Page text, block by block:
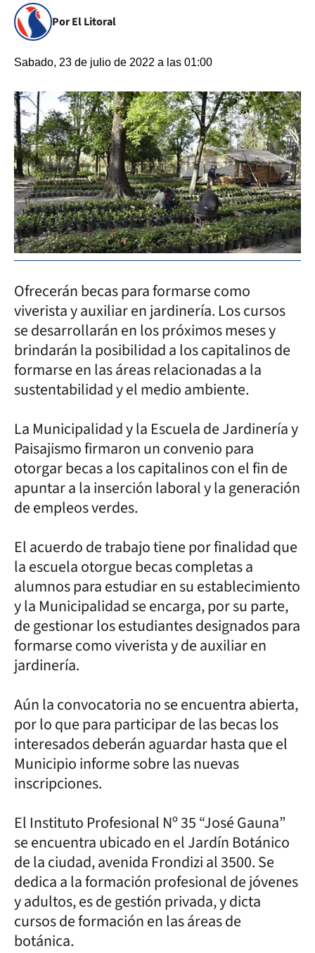
Por El Litoral
Sabado, 23 de julio de 2022 a las 01:00
Ofrecerán becas para formarse como
viverista y auxiliar en jardinería. Los cursos
se desarrollarán en los próximos meses y
brindarán la posibilidad a los capitalinos de
formarse en las áreas relacionadas a la
sustentabilidad y el medio ambiente.
La Municipalidad y la Escuela de Jardinería y
Paisajismo firmaron un convenio para
otorgar becas a los capitalinos con el fin de
apuntar a la inserción laboral y la generación
de empleos verdes.
El acuerdo de trabajo tiene por finalidad que
la escuela otorgue becas completas a
alumnos para estudiar en su establecimiento
y la Municipalidad se encarga, por su parte,
de gestionar los estudiantes designados para
formarse como viverista y de auxiliar en
jardinería.
Aún la convocatoria no se encuentra abierta,
por lo que para participar de las becas los
interesados deberán aguardar hasta que el
Municipio informe sobre las nuevas
inscripciones.
El Instituto Profesional Nº 35 “José Gauna”
se encuentra ubicado en el Jardín Botánico
de la ciudad, avenida Frondizi al 3500. Se
dedica a la formación profesional de jóvenes
y adultos, es de gestión privada, y dicta
cursos de formación en las áreas de
botánica.